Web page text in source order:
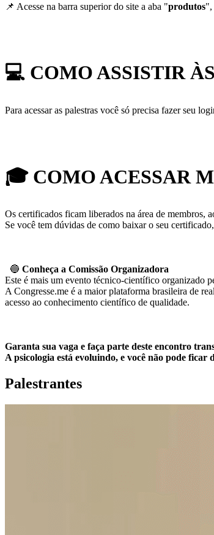
📌 Acesse na barra superior do site a aba "produtos",
💻 COMO ASSISTIR
Para acessar as palestras você só precisa fazer seu
🎓 COMO ACESSAR
Os certificados ficam liberados na área de membros,
Se você tem dúvidas de como baixar o seu certificado,
🔵 Conheça a Comissão Organizadora
Este é mais um evento técnico-científico organizado
A Congresse.me é a maior plataforma brasileira de
acesso ao conhecimento científico de qualidade.
Garanta sua vaga e faça parte deste encontro
A psicologia está evoluindo, e você não pode ficar
Palestrantes